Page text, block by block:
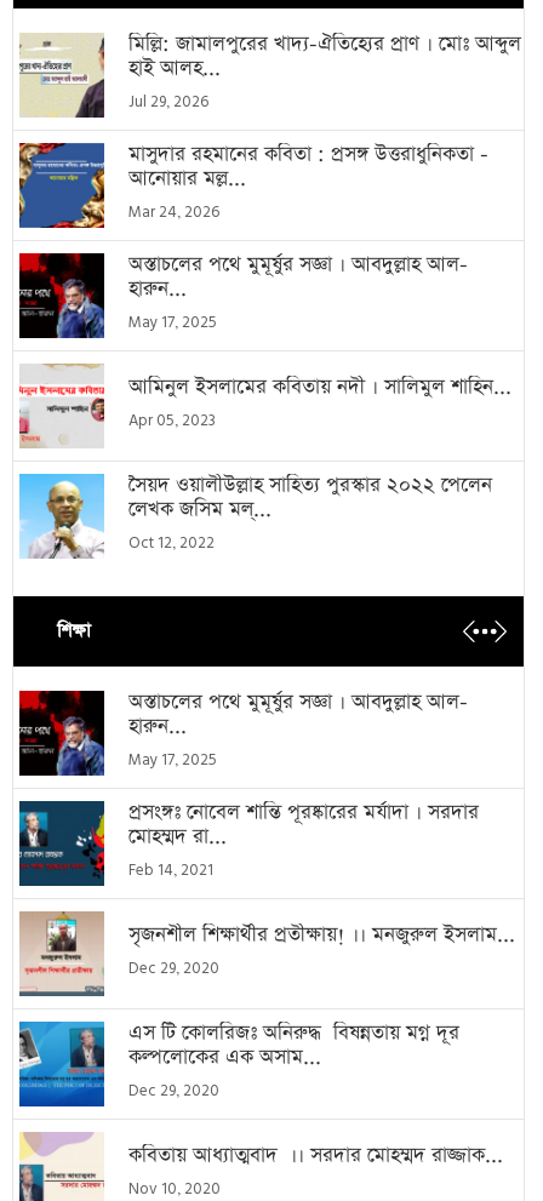
মিল্লি: জামালপুরের খাদ্য-ঐতিহ্যের প্রাণ । মোঃ আব্দুল
হাই আলহ...
Jul 29, 2026
মাসুদার রহমানের কবিতা : প্রসঙ্গ উত্তরাধুনিকতা -
আনোয়ার মল্ল...
Mar 24, 2026
অস্তাচলের পথে মুমূর্ষুর সজ্ঞা । আবদুল্লাহ আল-
হারুন...
May 17, 2025
আমিনুল ইসলামের কবিতায় নদী । সালিমুল শাহিন...
Apr 05, 2023
সৈয়দ ওয়ালীউল্লাহ সাহিত্য পুরস্কার ২০২২ পেলেন
লেখক জসিম মল্...
Oct 12, 2022
শিক্ষা
অস্তাচলের পথে মুমূর্ষুর সজ্ঞা । আবদুল্লাহ আল-
হারুন...
May 17, 2025
প্রসংঙ্গঃ নোবেল শান্তি পূরষ্কারের মর্যাদা । সরদার
মোহম্মদ রা...
Feb 14, 2021
সৃজনশীল শিক্ষার্থীর প্রতীক্ষায়! ।। মনজুরুল ইসলাম...
Dec 29, 2020
এস টি কোলরিজঃ অনিরুদ্ধ বিষন্নতায় মগ্ন দূর
কল্পলোকের এক অসাম...
Dec 29, 2020
কবিতায় আধ্যাত্মবাদ ।। সরদার মোহম্মদ রাজ্জাক...
Nov 10, 2020